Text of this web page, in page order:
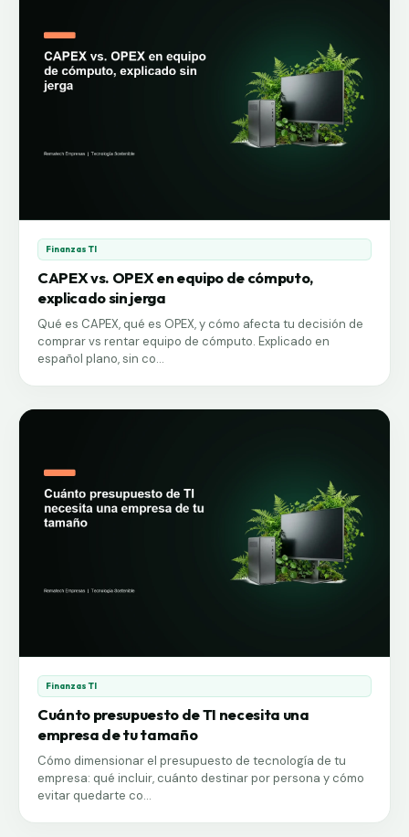
Finanzas TI
CAPEX vs. OPEX en equipo de cómputo,
explicado sin jerga
Qué es CAPEX, qué es OPEX, y cómo afecta tu decisión de
comprar vs rentar equipo de cómputo. Explicado en
español plano, sin co...
Finanzas TI
Cuánto presupuesto de TI necesita una
empresa de tu tamaño
Cómo dimensionar el presupuesto de tecnología de tu
empresa: qué incluir, cuánto destinar por persona y cómo
evitar quedarte co...